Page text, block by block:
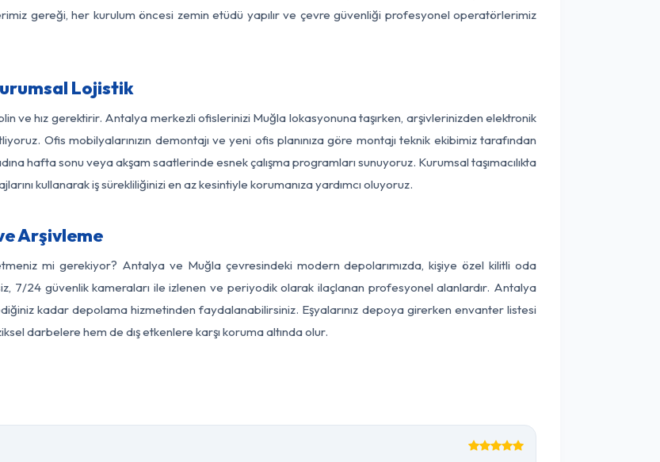
gereği, her kurulum öncesi zemin etüdü yapılır ve çevre güvenliği profesyonel operatörlerimiz
Lojistik
ve hız gerektirir. Antalya merkezli ofislerinizi Muğla lokasyonuna taşırken, arşivlerinizden elektronik
Ofis mobilyalarınızın demontajı ve yeni ofis planınıza göre montajı teknik ekibimiz tarafından
hafta sonu veya akşam saatlerinde esnek çalışma programları sunuyoruz. Kurumsal taşımacılıkta
kullanarak iş sürekliliğinizi en az kesintiyle korumanıza yardımcı oluyoruz.
Arşivleme
mi gerekiyor? Antalya ve Muğla çevresindeki modern depolarımızda, kişiye özel kilitli oda
7/24 güvenlik kameraları ile izlenen ve periyodik olarak ilaçlanan profesyonel alanlardır. Antalya
kadar depolama hizmetinden faydalanabilirsiniz. Eşyalarınız depoya girerken envanter listesi
darbelere hem de dış etkenlere karşı koruma altında olur.